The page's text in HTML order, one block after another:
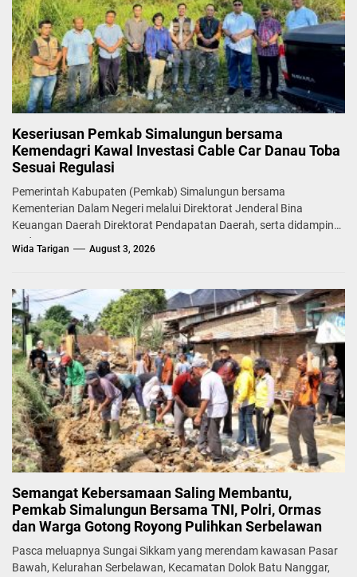
Keseriusan Pemkab Simalungun bersama
Kemendagri Kawal Investasi Cable Car Danau Toba
Sesuai Regulasi
Pemerintah Kabupaten (Pemkab) Simalungun bersama
Kementerian Dalam Negeri melalui Direktorat Jenderal Bina
Keuangan Daerah Direktorat Pendapatan Daerah, serta didampingi
Badan...
Wida Tarigan August 3, 2026
Semangat Kebersamaan Saling Membantu,
Pemkab Simalungun Bersama TNI, Polri, Ormas
dan Warga Gotong Royong Pulihkan Serbelawan
Pasca meluapnya Sungai Sikkam yang merendam kawasan Pasar
Bawah, Kelurahan Serbelawan, Kecamatan Dolok Batu Nanggar,